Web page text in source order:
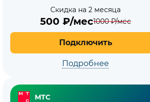
Скидка на 2 месяца
500 ₽/мес1000₽/мес
Подключить
Подробнее
МТС